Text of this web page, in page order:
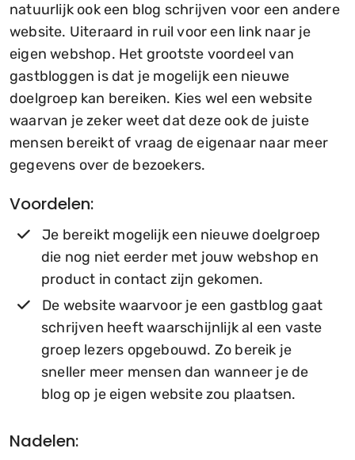
natuurlijk ook een blog schrijven voor een andere
website. Uiteraard in ruil voor een link naar je
eigen webshop. Het grootste voordeel van
gastbloggen is dat je mogelijk een nieuwe
doelgroep kan bereiken. Kies wel een website
waarvan je zeker weet dat deze ook de juiste
mensen bereikt of vraag de eigenaar naar meer
gegevens over de bezoekers.
Voordelen:
Je bereikt mogelijk een nieuwe doelgroep
die nog niet eerder met jouw webshop en
product in contact zijn gekomen.
De website waarvoor je een gastblog gaat
schrijven heeft waarschijnlijk al een vaste
groep lezers opgebouwd. Zo bereik je
sneller meer mensen dan wanneer je de
blog op je eigen website zou plaatsen.
Nadelen: